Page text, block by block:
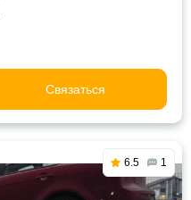
Связаться
6.5 1